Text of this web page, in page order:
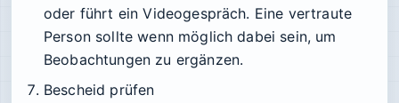
oder führt ein Videogespräch. Eine vertraute
Person sollte wenn möglich dabei sein, um
Beobachtungen zu ergänzen.
Bescheid prüfen